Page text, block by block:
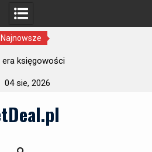
Najnowsze
w lekkim wydaniu
04 sie, 2026